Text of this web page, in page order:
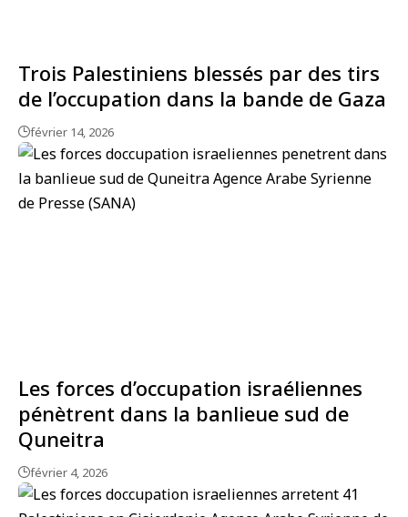
Trois Palestiniens blessés par des tirs
de l’occupation dans la bande de Gaza
février 14, 2026
Les forces d’occupation israéliennes
pénètrent dans la banlieue sud de
Quneitra
février 4, 2026